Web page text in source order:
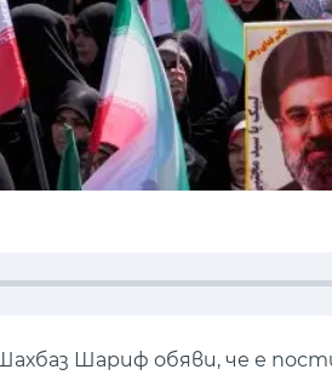
Шариф обяви, че е